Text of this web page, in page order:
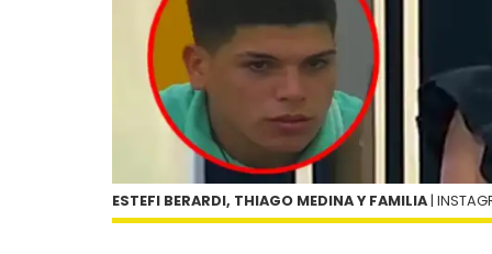
ESTEFI BERARDI, THIAGO MEDINA Y FAMILIA |